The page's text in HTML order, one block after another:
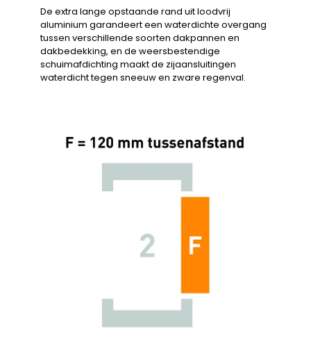
De extra lange opstaande rand uit loodvrij
aluminium garandeert een waterdichte overgang
tussen verschillende soorten dakpannen en
dakbedekking, en de weersbestendige
schuimafdichting maakt de zijaansluitingen
waterdicht tegen sneeuw en zware regenval.